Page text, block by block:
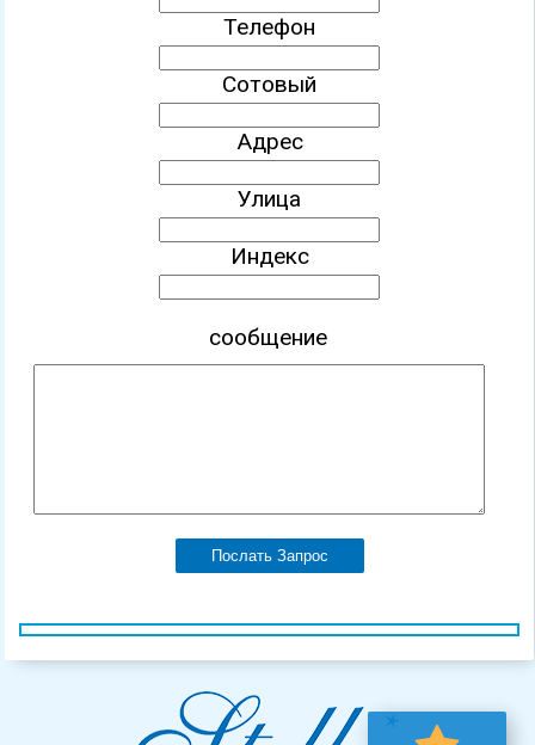
Телефон
Сотовый
Адрес
Улица
Индекс
сообщение
Послать Запрос